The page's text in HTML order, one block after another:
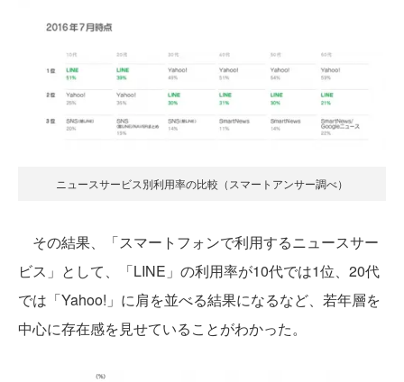
ニュースサービス別利用率の比較（スマートアンサー調べ）
その結果、「スマートフォンで利用するニュースサー
ビス」として、「LINE」の利用率が10代では1位、20代
では「Yahoo!」に肩を並べる結果になるなど、若年層を
中心に存在感を見せていることがわかった。